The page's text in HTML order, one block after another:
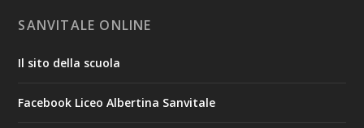
SANVITALE ONLINE
Il sito della scuola
Facebook Liceo Albertina Sanvitale